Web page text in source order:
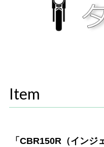
Item
「CBR150R（イン